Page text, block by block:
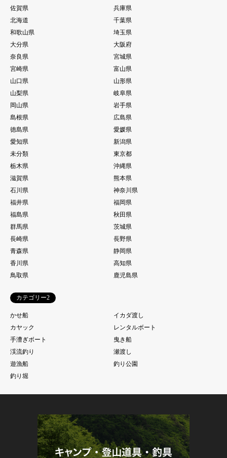
佐賀県
兵庫県
北海道
千葉県
和歌山県
埼玉県
大分県
大阪府
奈良県
宮城県
宮崎県
富山県
山口県
山形県
山梨県
岐阜県
岡山県
岩手県
島根県
広島県
徳島県
愛媛県
愛知県
新潟県
未分類
東京都
栃木県
沖縄県
滋賀県
熊本県
石川県
神奈川県
福井県
福岡県
福島県
秋田県
群馬県
茨城県
長崎県
長野県
青森県
静岡県
香川県
高知県
鳥取県
鹿児島県
カテゴリー2
かせ船
イカダ渡し
カヤック
レンタルボート
手漕ぎボート
曳き船
渓流釣り
瀬渡し
遊漁船
釣り公園
釣り堀